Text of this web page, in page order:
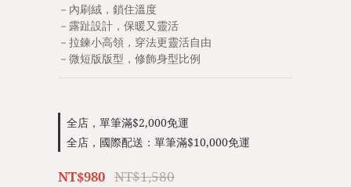
－內刷絨，鎖住溫度
－露趾設計，保暖又靈活
－拉鍊小高領，穿法更靈活自由
－微短版版型，修飾身型比例
全店，單筆滿$2,000免運
全店，國際配送：單筆滿$10,000免運
NT$980 NT$1,580